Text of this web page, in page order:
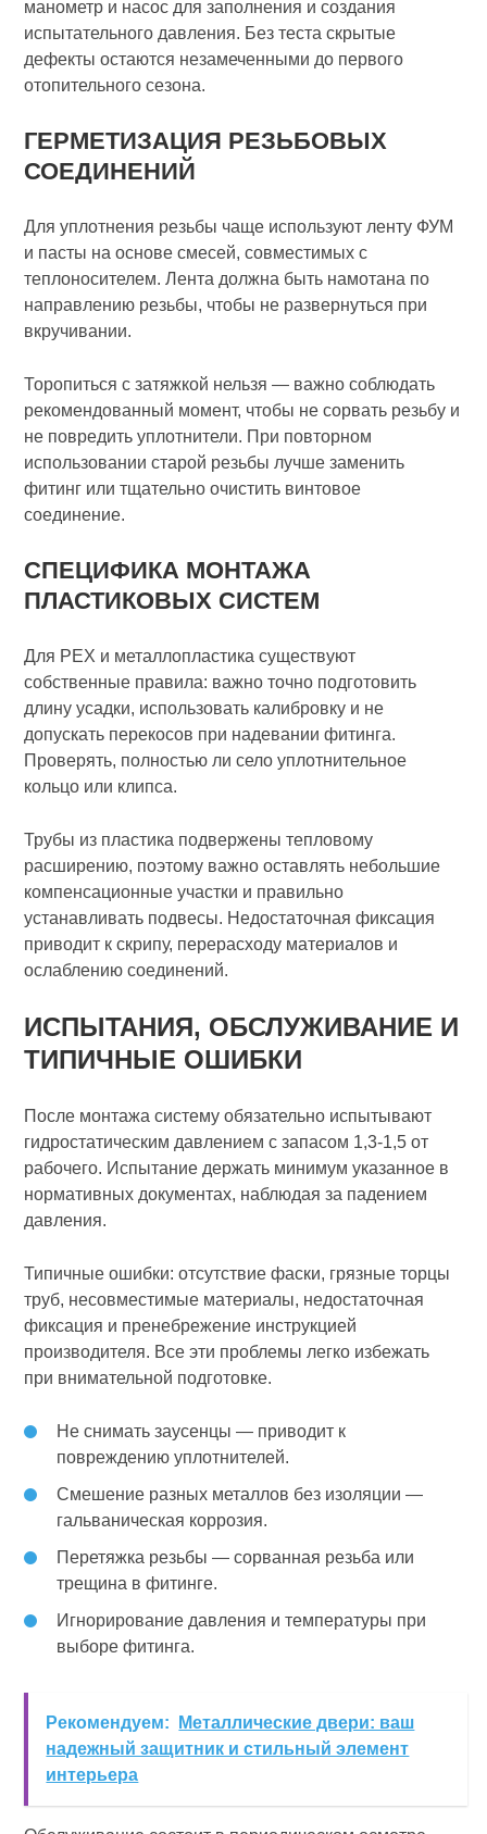
манометр и насос для заполнения и создания
испытательного давления. Без теста скрытые
дефекты остаются незамеченными до первого
отопительного сезона.
ГЕРМЕТИЗАЦИЯ РЕЗЬБОВЫХ
СОЕДИНЕНИЙ
Для уплотнения резьбы чаще используют ленту ФУМ
и пасты на основе смесей, совместимых с
теплоносителем. Лента должна быть намотана по
направлению резьбы, чтобы не развернуться при
вкручивании.
Торопиться с затяжкой нельзя — важно соблюдать
рекомендованный момент, чтобы не сорвать резьбу и
не повредить уплотнители. При повторном
использовании старой резьбы лучше заменить
фитинг или тщательно очистить винтовое
соединение.
СПЕЦИФИКА МОНТАЖА
ПЛАСТИКОВЫХ СИСТЕМ
Для PEX и металлопластика существуют
собственные правила: важно точно подготовить
длину усадки, использовать калибровку и не
допускать перекосов при надевании фитинга.
Проверять, полностью ли село уплотнительное
кольцо или клипса.
Трубы из пластика подвержены тепловому
расширению, поэтому важно оставлять небольшие
компенсационные участки и правильно
устанавливать подвесы. Недостаточная фиксация
приводит к скрипу, перерасходу материалов и
ослаблению соединений.
ИСПЫТАНИЯ, ОБСЛУЖИВАНИЕ И
ТИПИЧНЫЕ ОШИБКИ
После монтажа систему обязательно испытывают
гидростатическим давлением с запасом 1,3-1,5 от
рабочего. Испытание держать минимум указанное в
нормативных документах, наблюдая за падением
давления.
Типичные ошибки: отсутствие фаски, грязные торцы
труб, несовместимые материалы, недостаточная
фиксация и пренебрежение инструкцией
производителя. Все эти проблемы легко избежать
при внимательной подготовке.
Не снимать заусенцы — приводит к
повреждению уплотнителей.
Смешение разных металлов без изоляции —
гальваническая коррозия.
Перетяжка резьбы — сорванная резьба или
трещина в фитинге.
Игнорирование давления и температуры при
выборе фитинга.
Рекомендуем:
Металлические двери: ваш
надежный защитник и стильный элемент
интерьера